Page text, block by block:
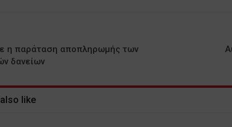
η παράταση αποπληρωμής των
δανείων
like